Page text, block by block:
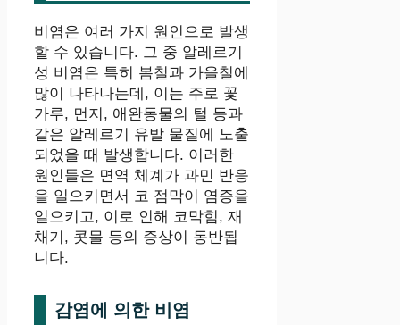
비염은 여러 가지 원인으로 발생
할 수 있습니다. 그 중 알레르기
성 비염은 특히 봄철과 가을철에
많이 나타나는데, 이는 주로 꽃
가루, 먼지, 애완동물의 털 등과
같은 알레르기 유발 물질에 노출
되었을 때 발생합니다. 이러한
원인들은 면역 체계가 과민 반응
을 일으키면서 코 점막이 염증을
일으키고, 이로 인해 코막힘, 재
채기, 콧물 등의 증상이 동반됩
니다.
감염에 의한 비염